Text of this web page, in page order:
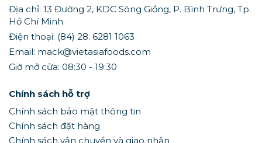
Địa chỉ: 13 Đường 2, KDC Sông Giồng, P. Bình Trưng, Tp.
Hồ Chí Minh.
Điện thoại: (84) 28. 6281 1063
Email: mack@vietasiafoods.com
Giờ mở cửa: 08:30 - 19:30
Chính sách hỗ trợ
Chính sách bảo mật thông tin
Chính sách đặt hàng
Chính sách vận chuyển và giao nhận